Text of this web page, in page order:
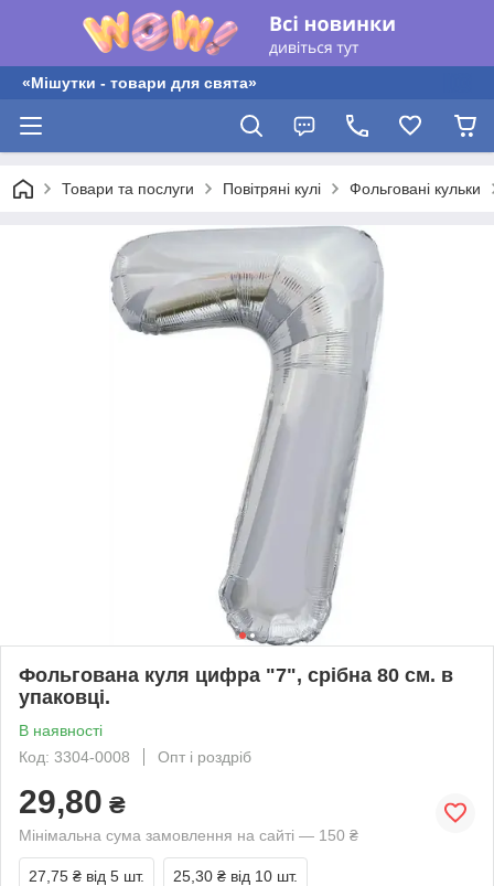
«Мішутки - товари для свята»
Товари та послуги Повітряні кулі Фольговані кульки
Фольгована куля цифра "7", срібна 80 см. в
упаковці.
В наявності
Код: 3304-0008
Опт і роздріб
29,80 ₴
Мінімальна сума замовлення на сайті — 150 ₴
27,75 ₴ від 5 шт. 25,30 ₴ від 10 шт.